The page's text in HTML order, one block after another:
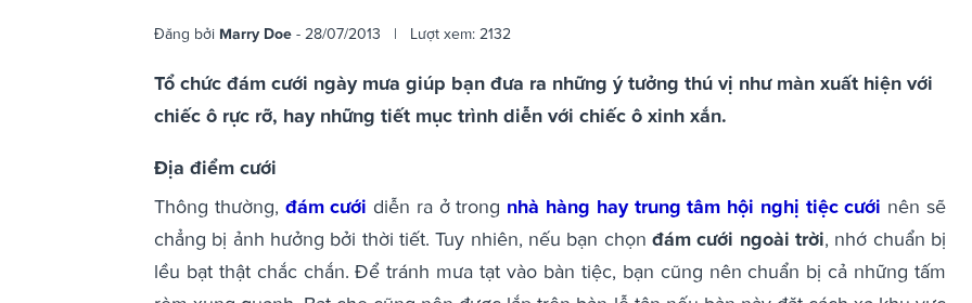
Đăng bởi Marry Doe - 28/07/2013 | Lượt xem: 2132
Tổ chức đám cưới ngày mưa giúp bạn đưa ra những ý tưởng thú vị như màn xuất hiện với
chiếc ô rực rỡ, hay những tiết mục trình diễn với chiếc ô xinh xắn.
Địa điểm cưới
Thông thường, đám cướidiễn ra ở trong nhà hàng hay trung tâm hội nghị tiệc cưới nên sẽ
chẳng bị ảnh hưởng bởi thời tiết. Tuy nhiên, nếu bạn chọn đám cưới ngoài trời, nhớ chuẩn bị
lều bạt thật chắc chắn. Để tránh mưa tạt vào bàn tiệc, bạn cũng nên chuẩn bị cả những tấm